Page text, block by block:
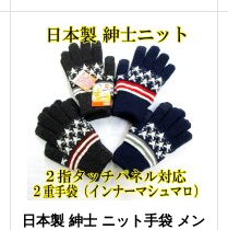
日本製 紳士 ニット手袋 メン